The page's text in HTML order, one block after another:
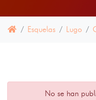
Esquelas Lugo
No se han